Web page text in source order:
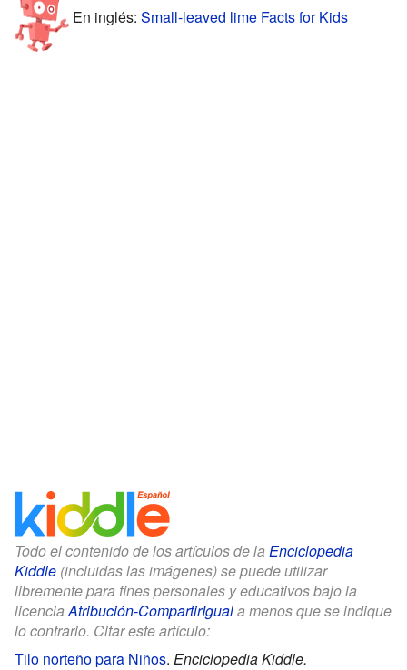
En inglés: Small-leaved lime Facts for Kids
Todo el contenido de los artículos de la Enciclopedia
Kiddle (incluidas las imágenes) se puede utilizar
libremente para fines personales y educativos bajo la
licenciaAtribución-CompartirIguala menos que se indique
lo contrario. Citar este artículo:
Tilo norteño para Niños. Enciclopedia Kiddle.